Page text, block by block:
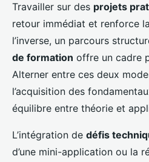
Travailler sur des projets
retour immédiat et renforce
l’inverse, un parcours
de formation offre un cadre
Alterner entre ces deux
l’acquisition des
équilibre entre théorie et
L’intégration de défis
d’une mini-application ou la